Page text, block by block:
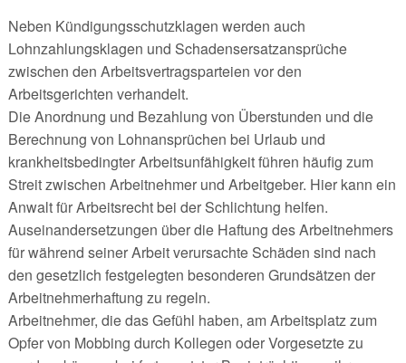
Neben Kündigungsschutzklagen werden auch
Lohnzahlungsklagen und Schadensersatzansprüche
zwischen den Arbeitsvertragsparteien vor den
Arbeitsgerichten verhandelt.
Die Anordnung und Bezahlung von Überstunden und die
Berechnung von Lohnansprüchen bei Urlaub und
krankheitsbedingter Arbeitsunfähigkeit führen häufig zum
Streit zwischen Arbeitnehmer und Arbeitgeber. Hier kann ein
Anwalt für Arbeitsrecht bei der Schlichtung helfen.
Auseinandersetzungen über die Haftung des Arbeitnehmers
für während seiner Arbeit verursachte Schäden sind nach
den gesetzlich festgelegten besonderen Grundsätzen der
Arbeitnehmerhaftung zu regeln.
Arbeitnehmer, die das Gefühl haben, am Arbeitsplatz zum
Opfer von Mobbing durch Kollegen oder Vorgesetzte zu